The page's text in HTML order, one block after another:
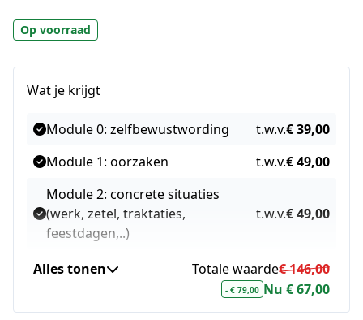
Op voorraad
Wat je krijgt
Module 0: zelfbewustwording t.w.v.€ 39,00
Module 1: oorzaken
t.w.v.€ 49,00
Module 2: concrete situaties
(werk, zetel, traktaties,
feestdagen,..)
t.w.v.€ 49,00
Module 3: tracker t.w.v.€ 9,00
- € 79,00 Nu € 67,00
Alles tonen Totale waarde€ 146,00